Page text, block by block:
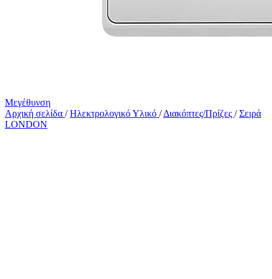
Μεγέθυνση
Αρχική σελίδα / Ηλεκτρολογικό Υλικό / Διακόπτες/Πρίζες / Σειρά
LONDON